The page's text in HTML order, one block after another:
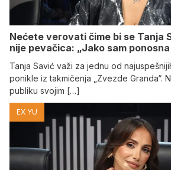
Nećete verovati čime bi se Tanja
nije pevačica: „Jako sam
Tanja Savić važi za jednu od
ponikle iz takmičenja „Zvezde Granda“.
publiku svojim […]
EX YU